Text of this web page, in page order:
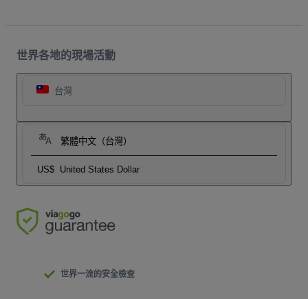
世界各地的現場活動
台灣
繁體中文（台灣）
US$ United States Dollar
世界一流的安全檢查